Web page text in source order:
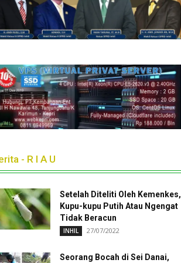
- R I A U
Setelah Diteliti Oleh Kemenkes,
Kupu-kupu Putih Atau Ngengat
Tidak Beracun
INHIL 27/07/2022
Seorang Bocah di Sei Danai,